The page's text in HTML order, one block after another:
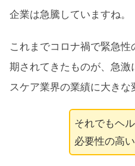
企業は急騰していますね。
これまでコロナ禍で緊急
期されてきたものが、急
スケア業界の業績に大きな
それでもヘ
必要性の高